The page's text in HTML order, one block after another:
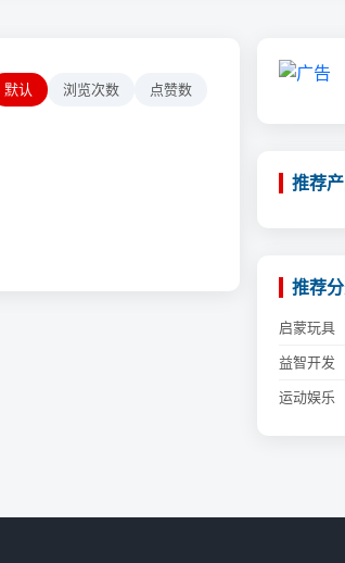
默认 浏览次数 点赞数
推荐
推荐
启蒙玩具
益智开发
运动娱乐